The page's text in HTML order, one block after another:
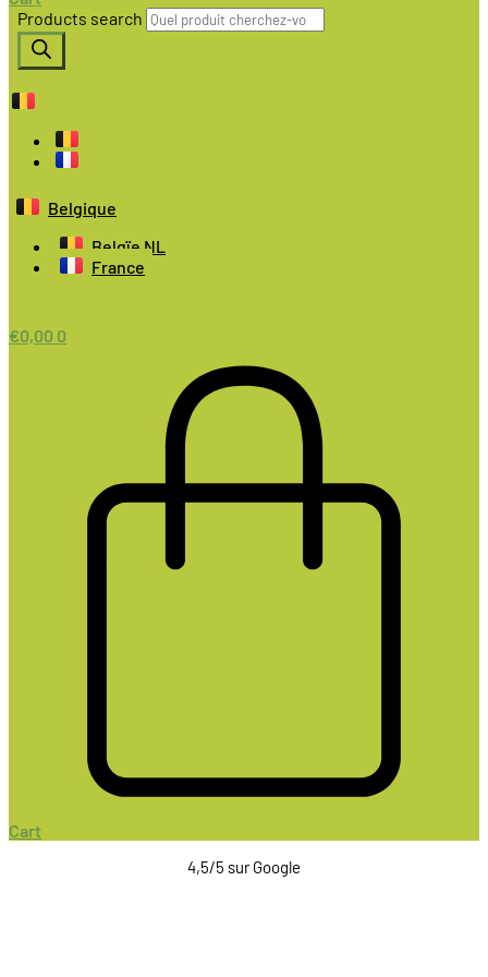
Products search
Belgique
Belgïe NL
France
€0,00 0
Cart
4,5/5 sur Google